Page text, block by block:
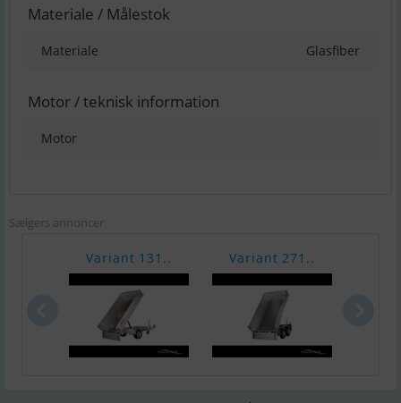
Materiale / Målestok
Materiale Glasfiber
Motor / teknisk information
Motor
Sælgers annoncer
Variant 131.. Variant 271..